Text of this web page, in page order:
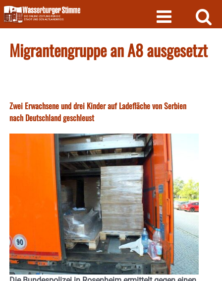
Skip
to
content
Migrantengruppe an A8 ausgesetzt
Zwei Erwachsene und drei Kinder auf Ladefläche von Serbien
nach Deutschland geschleust